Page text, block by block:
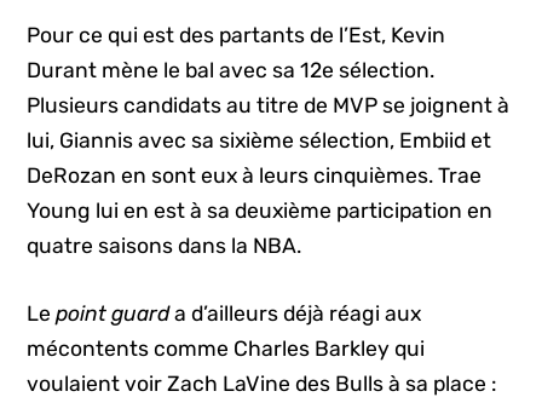
Pour ce qui est des partants de l’Est, Kevin
Durant mène le bal avec sa 12e sélection.
Plusieurs candidats au titre de MVP se joignent à
lui, Giannis avec sa sixième sélection, Embiid et
DeRozan en sont eux à leurs cinquièmes. Trae
Young lui en est à sa deuxième participation en
quatre saisons dans la NBA.
Le point guarda d’ailleurs déjà réagi aux
mécontents comme Charles Barkley qui
voulaient voir Zach LaVine des Bulls à sa place :